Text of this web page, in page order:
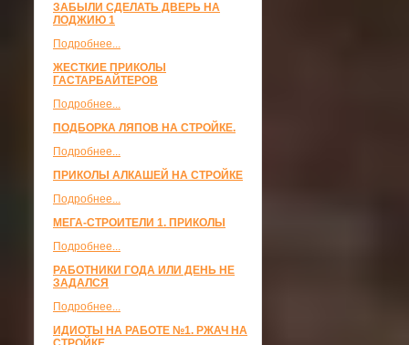
ЗАБЫЛИ СДЕЛАТЬ ДВЕРЬ НА
ЛОДЖИЮ 1
Подробнее...
ЖЕСТКИЕ ПРИКОЛЫ
ГАСТАРБАЙТЕРОВ
Подробнее...
ПОДБОРКА ЛЯПОВ НА СТРОЙКЕ.
Подробнее...
ПРИКОЛЫ АЛКАШЕЙ НА СТРОЙКЕ
Подробнее...
МЕГА-СТРОИТЕЛИ 1. ПРИКОЛЫ
Подробнее...
РАБОТНИКИ ГОДА ИЛИ ДЕНЬ НЕ
ЗАДАЛСЯ
Подробнее...
ИДИОТЫ НА РАБОТЕ №1. РЖАЧ НА